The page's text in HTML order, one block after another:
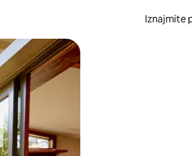
Iznajmite